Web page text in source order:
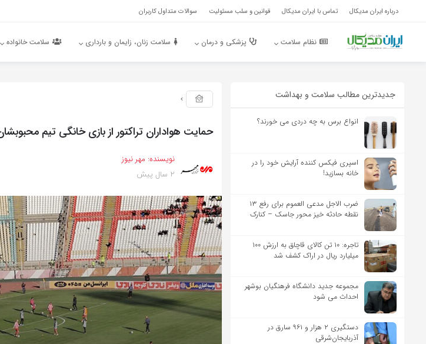
درباره ایران مدیکال تماس با ایران مدیکال قوانین و سلب مسئولیت سوالات متداول کاربران
نظام سلامت پزشکی و درمان سلامت زنان، زایمان و بارداری سلامت خانواده
جدیدترین مطالب سلامت و بهداشت
انواع برس به چه دردی می خورند؟
اسپری فیکس کننده آرایش خود را در
خانه بسازید!
ضرب الاجل مدعی العموم برای رفع ۱۳
نقطه حادثه خیز محور جاسک – کنارک
تاجره: ۱۰ تن کالای قاچاق به ارزش ۱۰۰
میلیارد ریال در اراک کشف شد
مجموعه جدید دانشگاه فرهنگیان بوشهر
احداث می شود
دستگیری ۲ هزار و ۹۶۱ سارق در
آذربایجان‌شرقی
حمایت هواداران تراکتور از بازی خانگی تیم
نویسنده: مهر نیوز
2 سال پیش